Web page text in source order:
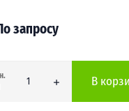
запросу
В